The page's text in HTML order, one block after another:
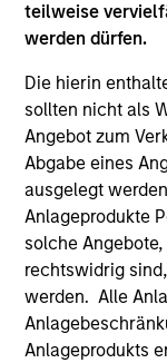
teilweise
werden dürfen.
Die hierin
sollten nicht als
Angebot zum
Abgabe eines
ausgelegt
Anlageprodukte
solche
rechtswidrig
werden. Alle
Anlageprodukts
05-AUG-2026